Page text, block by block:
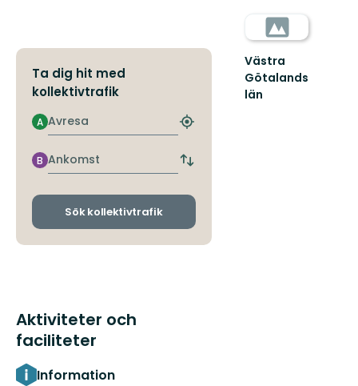
Ta dig hit med
kollektivtrafik
Avresa
A
Hitta
hållplats
Ankomst
B
Byt
och
Sök kollektivtrafik
Aktiviteter och
faciliteter
Information
Västra
Götalands
län